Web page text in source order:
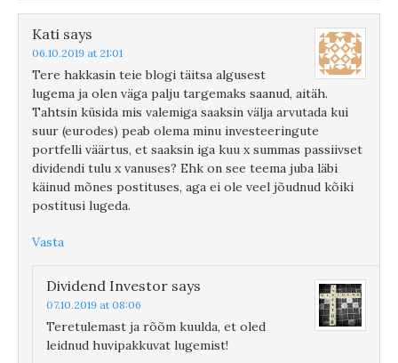
Kati says
06.10.2019 at 21:01
Tere hakkasin teie blogi täitsa algusest
lugema ja olen väga palju targemaks saanud, aitäh.
Tahtsin küsida mis valemiga saaksin välja arvutada kui
suur (eurodes) peab olema minu investeeringute
portfelli väärtus, et saaksin iga kuu x summas passiivset
dividendi tulu x vanuses? Ehk on see teema juba läbi
käinud mõnes postituses, aga ei ole veel jõudnud kõiki
postitusi lugeda.
Vasta
Dividend Investor says
07.10.2019 at 08:06
Teretulemast ja rõõm kuulda, et oled
leidnud huvipakkuvat lugemist!